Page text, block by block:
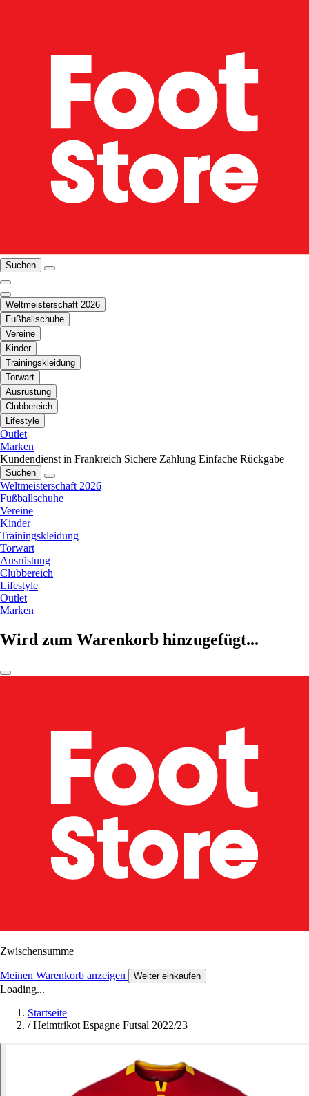
Suchen
Weltmeisterschaft 2026
Fußballschuhe
Vereine
Kinder
Trainingskleidung
Torwart
Ausrüstung
Clubbereich
Lifestyle
Outlet
Marken
Kundendienst in Frankreich Sichere Zahlung Einfache Rückgabe
Suchen
Weltmeisterschaft 2026
Fußballschuhe
Vereine
Kinder
Trainingskleidung
Torwart
Ausrüstung
Clubbereich
Lifestyle
Outlet
Marken
Wird zum Warenkorb hinzugefügt...
Zwischensumme
Meinen Warenkorb anzeigen Weiter einkaufen
Loading...
Startseite
/ Heimtrikot Espagne Futsal 2022/23